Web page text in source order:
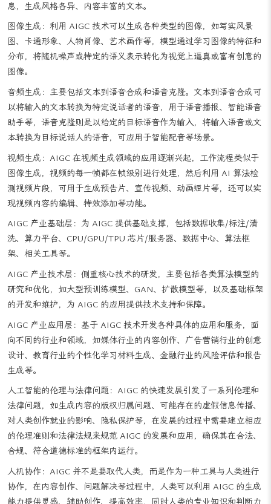
和理解，AIGC 模型可以根据用户给定的主题、关键词、上下文等信
息，生成风格各异、内容丰富的文本。
图像生成：利用 AIGC 技术可以生成各种类型的图像，如写实风景
图、卡通形象、人物肖像、艺术画作等，模型通过学习图像的特征和
分布，将随机噪声或特定的语义表示转化为视觉上逼真或富有创意的
图像。
音频生成：主要包括文本到语音合成和语音克隆。文本到语音合成可
以将输入的文本转换为特定说话者的语音，用于语音播报、智能语音
助手等，语音克隆则是以给定的目标语音作为输入，将输入语音或文
本转换为目标说话人的语音，可应用于智能配音等场景。
视频生成：AIGC 在视频生成领域的应用逐渐兴起，工作流程类似于
图像生成，视频的每一帧都在帧级别进行处理，然后利用 AI 算法检
测视频片段，可用于生成预告片、宣传视频、动画短片等，还可以实
现视频内容的编辑、特效添加等功能。
AIGC 产业基础层：为 AIGC 提供基础支撑，包括数据收集/标注/清
洗、算力平台、CPU/GPU/TPU 芯片/服务器、数据中心、算法框
架、相关工具等。
AIGC 产业技术层：侧重核心技术的研发，主要包括各类算法模型的
研究和优化，如大型预训练模型、GAN、扩散模型等，以及基础框架
的开发和维护，为 AIGC 的应用提供技术支持和保障。
AIGC 产业应用层：基于 AIGC 技术开发各种具体的应用和服务，面
向不同的行业和领域，如媒体行业的内容创作、广告营销行业的创意
设计、教育行业的个性化学习材料生成、金融行业的风险评估和报告
生成等。
人工智能的伦理与法律问题：AIGC 的快速发展引发了一系列伦理和
法律问题，如生成内容的版权归属问题、可能存在的虚假信息传播、
对人类创作就业的影响、隐私保护等，在发展的过程中需要建立相应
的伦理准则和法律法规来规范 AIGC 的发展和应用，确保其在合法、
合规、符合道德标准的框架内运行。
人机协作：AIGC 并不是要取代人类，而是作为一种工具与人类进行
协作，在内容创作、问题解决等过程中，人类可以利用 AIGC 的生成